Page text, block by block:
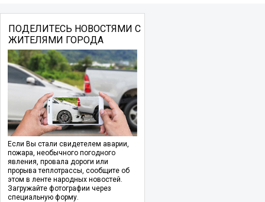
ПОДЕЛИТЕСЬ НОВОСТЯМИ С
ЖИТЕЛЯМИ ГОРОДА
Если Вы стали свидетелем аварии,
пожара, необычного погодного
явления, провала дороги или
прорыва теплотрассы, сообщите об
этом в ленте народных новостей.
Загружайте фотографии через
специальную форму.